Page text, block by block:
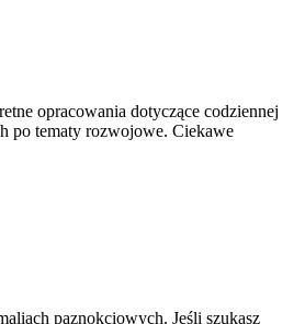
opracowania dotyczące codziennej
po tematy rozwojowe. Ciekawe
paznokciowych. Jeśli szukasz